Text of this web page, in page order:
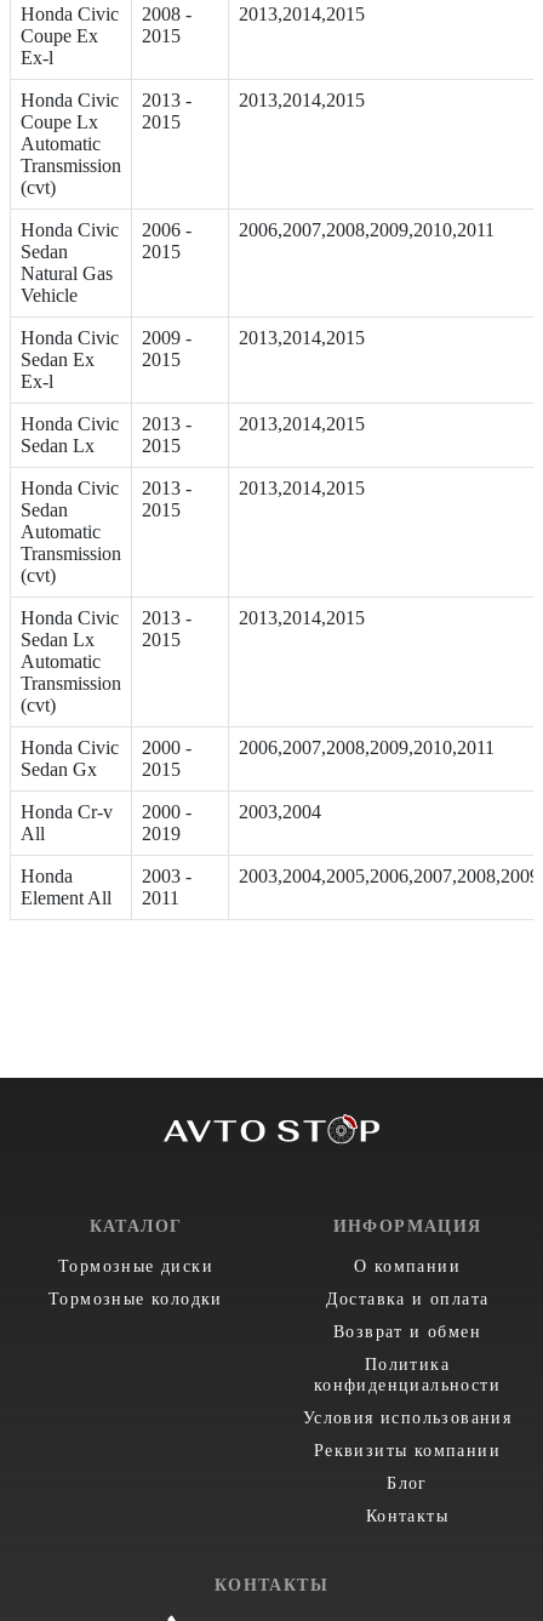
Honda Civic
Coupe Ex
Ex-l
2008 -
2015
2013,2014,2015
Honda Civic
Coupe Lx
Automatic
Transmission
(cvt)
2013 -
2015
2013,2014,2015
Honda Civic
Sedan
Natural Gas
Vehicle
2006 -
2015
2006,2007,2008,2009,2010,2011
Honda Civic
Sedan Ex
Ex-l
2009 -
2015
2013,2014,2015
Honda Civic
Sedan Lx
2013 -
2015
2013,2014,2015
Honda Civic
Sedan
Automatic
Transmission
(cvt)
2013 -
2015
2013,2014,2015
Honda Civic
Sedan Lx
Automatic
Transmission
(cvt)
2013 -
2015
2013,2014,2015
Honda Civic
Sedan Gx
2000 -
2015
2006,2007,2008,2009,2010,2011
Honda Cr-v
All
2000 -
2019
2003,2004
Honda
Element All
2003 -
2011
КАТАЛОГ
Тормозные диски
Тормозные колодки
ИНФОРМАЦИЯ
О компании
Доставка и оплата
Возврат и обмен
Политика
конфиденциальности
Условия использования
Реквизиты компании
Блог
Контакты
КОНТАКТЫ